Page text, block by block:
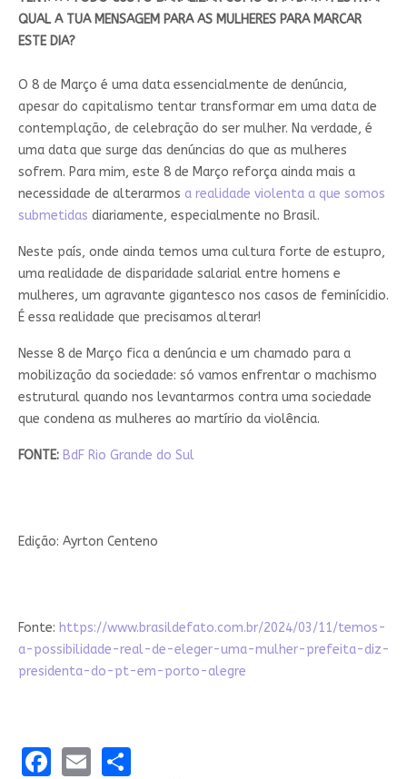
QUAL A TUA MENSAGEM PARA AS MULHERES PARA MARCAR
ESTE DIA?
O 8 de Março é uma data essencialmente de denúncia,
apesar do capitalismo tentar transformar em uma data de
contemplação, de celebração do ser mulher. Na verdade, é
uma data que surge das denúncias do que as mulheres
sofrem. Para mim, este 8 de Março reforça ainda mais a
necessidade de alterarmos a realidade violenta a que somos
submetidas diariamente, especialmente no Brasil.
Neste país, onde ainda temos uma cultura forte de estupro,
uma realidade de disparidade salarial entre homens e
mulheres, um agravante gigantesco nos casos de feminícidio.
É essa realidade que precisamos alterar!
Nesse 8 de Março fica a denúncia e um chamado para a
mobilização da sociedade: só vamos enfrentar o machismo
estrutural quando nos levantarmos contra uma sociedade
que condena as mulheres ao martírio da violência.
FONTE: BdF Rio Grande do Sul
Edição: Ayrton Centeno
Fonte: https://www.brasildefato.com.br/2024/03/11/temos-
a-possibilidade-real-de-eleger-uma-mulher-prefeita-diz-
presidenta-do-pt-em-porto-alegre
Facebook
EmailShare